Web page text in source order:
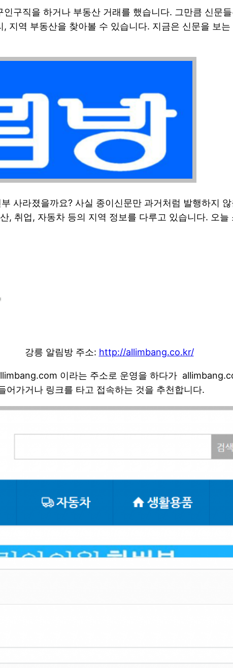
구직을 하거나 부동산 거래를 했습니다. 그만큼 신문
지역 부동산을 찾아볼 수 있습니다. 지금은 신문을 보
사라졌을까요? 사실 종이신문만 과거처럼 발행하지
, 취업, 자동차 등의 지역 정보를 다루고 있습니다. 오
강릉 알림방 주소: http://allimbang.co.kr/
이라는 주소로 운영을 하다가
어가거나 링크를 타고 접속하는 것을 추천합니다.